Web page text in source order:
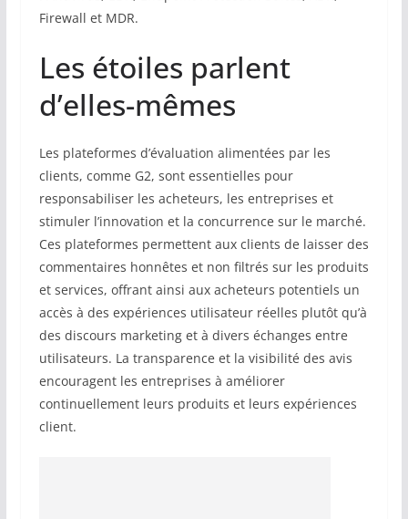
Firewall et MDR.
Les étoiles parlent
d’elles-mêmes
Les plateformes d’évaluation alimentées par les
clients, comme G2, sont essentielles pour
responsabiliser les acheteurs, les entreprises et
stimuler l’innovation et la concurrence sur le marché.
Ces plateformes permettent aux clients de laisser des
commentaires honnêtes et non filtrés sur les produits
et services, offrant ainsi aux acheteurs potentiels un
accès à des expériences utilisateur réelles plutôt qu’à
des discours marketing et à divers échanges entre
utilisateurs. La transparence et la visibilité des avis
encouragent les entreprises à améliorer
continuellement leurs produits et leurs expériences
client.